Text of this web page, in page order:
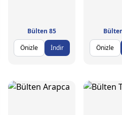
Bülten 85
Önizle
İndir
Önizle